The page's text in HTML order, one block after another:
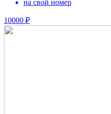
на свой номер
10000 ₽